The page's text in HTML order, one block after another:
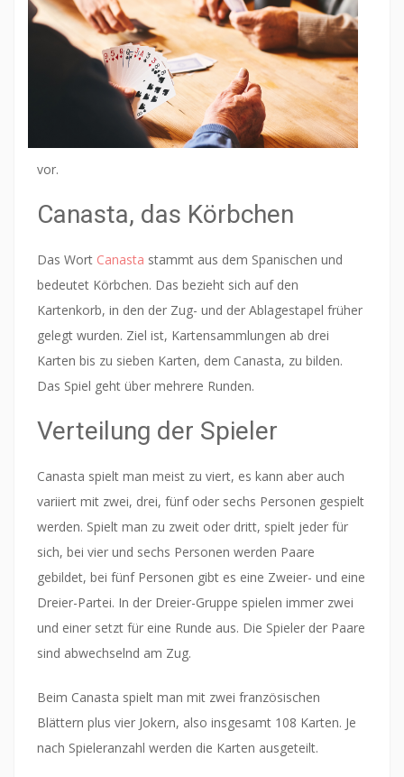
vor.
Canasta, das Körbchen
Das Wort Canasta stammt aus dem Spanischen und
bedeutet Körbchen. Das bezieht sich auf den
Kartenkorb, in den der Zug- und der Ablagestapel früher
gelegt wurden. Ziel ist, Kartensammlungen ab drei
Karten bis zu sieben Karten, dem Canasta, zu bilden.
Das Spiel geht über mehrere Runden.
Verteilung der Spieler
Canasta spielt man meist zu viert, es kann aber auch
variiert mit zwei, drei, fünf oder sechs Personen gespielt
werden. Spielt man zu zweit oder dritt, spielt jeder für
sich, bei vier und sechs Personen werden Paare
gebildet, bei fünf Personen gibt es eine Zweier- und eine
Dreier-Partei. In der Dreier-Gruppe spielen immer zwei
und einer setzt für eine Runde aus. Die Spieler der Paare
sind abwechselnd am Zug.
Beim Canasta spielt man mit zwei französischen
Blättern plus vier Jokern, also insgesamt 108 Karten. Je
nach Spieleranzahl werden die Karten ausgeteilt.